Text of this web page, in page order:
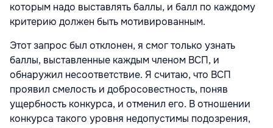
которым надо выставлять баллы, и балл по каждому
критерию должен быть мотивированным.
Этот запрос был отклонен, я смог только узнать
баллы, выставленные каждым членом ВСП, и
обнаружил несоответствие. Я считаю, что ВСП
проявил смелость и добросовестность, поняв
ущербность конкурса, и отменил его. В отношении
конкурса такого уровня недопустимы подозрения,